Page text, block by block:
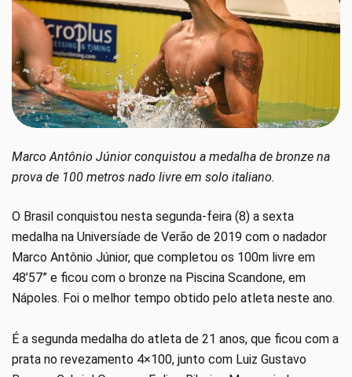
Marco Antônio Júnior conquistou a medalha de bronze na
prova de 100 metros nado livre em solo italiano.
O Brasil conquistou nesta segunda-feira (8) a sexta
medalha na Universíade de Verão de 2019 com o nadador
Marco Antônio Júnior, que completou os 100m livre em
48’57” e ficou com o bronze na Piscina Scandone, em
Nápoles. Foi o melhor tempo obtido pelo atleta neste ano.
É a segunda medalha do atleta de 21 anos, que ficou com a
prata no revezamento 4×100, junto com Luiz Gustavo